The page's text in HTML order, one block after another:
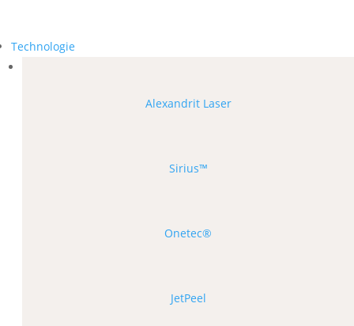
Technologie
Alexandrit Laser
Sirius™
Onetec®
JetPeel